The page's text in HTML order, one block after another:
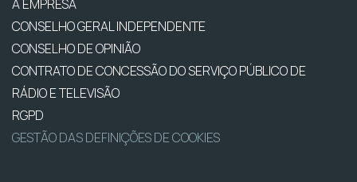
A EMPRESA
CONSELHO GERAL INDEPENDENTE
CONSELHO DE OPINIÃO
CONTRATO DE CONCESSÃO DO SERVIÇO PÚBLICO DE
RÁDIO E TELEVISÃO
RGPD
GESTÃO DAS DEFINIÇÕES DE COOKIES